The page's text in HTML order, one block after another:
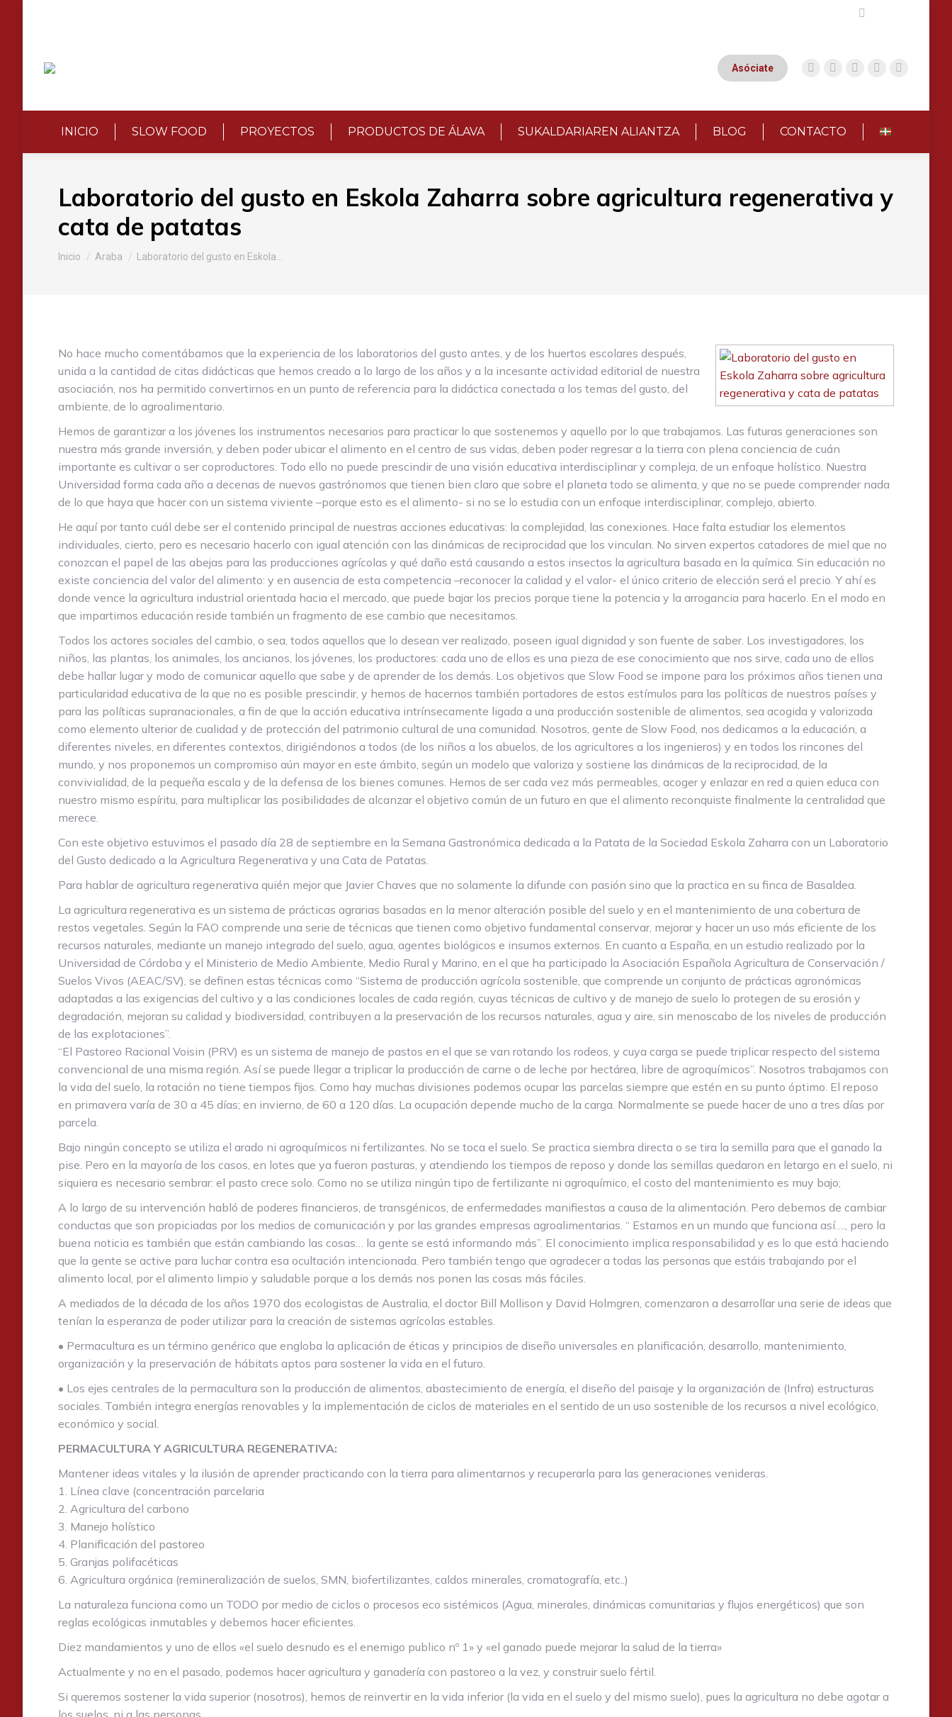
Buscar:
Asóciate
INICIO SLOW FOOD PROYECTOS PRODUCTOS DE ÁLAVA SUKALDARIAREN ALIANTZA BLOG CONTACTO
Laboratorio del gusto en Eskola Zaharra sobre agricultura regenerativa y
cata de patatas
Estás aquí:
Inicio Araba Laboratorio del gusto en Eskola…
No hace mucho comentábamos que la experiencia de los laboratorios del gusto antes, y de los huertos escolares después,
unida a la cantidad de citas didácticas que hemos creado a lo largo de los años y a la incesante actividad editorial de nuestra
asociación, nos ha permitido convertirnos en un punto de referencia para la didáctica conectada a los temas del gusto, del
ambiente, de lo agroalimentario.
Hemos de garantizar a los jóvenes los instrumentos necesarios para practicar lo que sostenemos y aquello por lo que trabajamos. Las futuras generaciones son
nuestra más grande inversión, y deben poder ubicar el alimento en el centro de sus vidas, deben poder regresar a la tierra con plena conciencia de cuán
importante es cultivar o ser coproductores. Todo ello no puede prescindir de una visión educativa interdisciplinar y compleja, de un enfoque holístico. Nuestra
Universidad forma cada año a decenas de nuevos gastrónomos que tienen bien claro que sobre el planeta todo se alimenta, y que no se puede comprender nada
de lo que haya que hacer con un sistema viviente –porque esto es el alimento- si no se lo estudia con un enfoque interdisciplinar, complejo, abierto.
He aquí por tanto cuál debe ser el contenido principal de nuestras acciones educativas: la complejidad, las conexiones. Hace falta estudiar los elementos
individuales, cierto, pero es necesario hacerlo con igual atención con las dinámicas de reciprocidad que los vinculan. No sirven expertos catadores de miel que no
conozcan el papel de las abejas para las producciones agrícolas y qué daño está causando a estos insectos la agricultura basada en la química. Sin educación no
existe conciencia del valor del alimento: y en ausencia de esta competencia –reconocer la calidad y el valor- el único criterio de elección será el precio. Y ahí es
donde vence la agricultura industrial orientada hacia el mercado, que puede bajar los precios porque tiene la potencia y la arrogancia para hacerlo. En el modo en
que impartimos educación reside también un fragmento de ese cambio que necesitamos.
Todos los actores sociales del cambio, o sea, todos aquellos que lo desean ver realizado, poseen igual dignidad y son fuente de saber. Los investigadores, los
niños, las plantas, los animales, los ancianos, los jóvenes, los productores: cada uno de ellos es una pieza de ese conocimiento que nos sirve, cada uno de ellos
debe hallar lugar y modo de comunicar aquello que sabe y de aprender de los demás. Los objetivos que Slow Food se impone para los próximos años tienen una
particularidad educativa de la que no es posible prescindir, y hemos de hacernos también portadores de estos estímulos para las políticas de nuestros países y
para las políticas supranacionales, a fin de que la acción educativa intrínsecamente ligada a una producción sostenible de alimentos, sea acogida y valorizada
como elemento ulterior de cualidad y de protección del patrimonio cultural de una comunidad. Nosotros, gente de Slow Food, nos dedicamos a la educación, a
diferentes niveles, en diferentes contextos, dirigiéndonos a todos (de los niños a los abuelos, de los agricultores a los ingenieros) y en todos los rincones del
mundo, y nos proponemos un compromiso aún mayor en este ámbito, según un modelo que valoriza y sostiene las dinámicas de la reciprocidad, de la
convivialidad, de la pequeña escala y de la defensa de los bienes comunes. Hemos de ser cada vez más permeables, acoger y enlazar en red a quien educa con
nuestro mismo espíritu, para multiplicar las posibilidades de alcanzar el objetivo común de un futuro en que el alimento reconquiste finalmente la centralidad que
merece.
Con este objetivo estuvimos el pasado día 28 de septiembre en la Semana Gastronómica dedicada a la Patata de la Sociedad Eskola Zaharra con un Laboratorio
del Gusto dedicado a la Agricultura Regenerativa y una Cata de Patatas.
Para hablar de agricultura regenerativa quién mejor que Javier Chaves que no solamente la difunde con pasión sino que la practica en su finca de Basaldea.
La agricultura regenerativa es un sistema de prácticas agrarias basadas en la menor alteración posible del suelo y en el mantenimiento de una cobertura de
restos vegetales. Según la FAO comprende una serie de técnicas que tienen como objetivo fundamental conservar, mejorar y hacer un uso más eficiente de los
recursos naturales, mediante un manejo integrado del suelo, agua, agentes biológicos e insumos externos. En cuanto a España, en un estudio realizado por la
Universidad de Córdoba y el Ministerio de Medio Ambiente, Medio Rural y Marino, en el que ha participado la Asociación Española Agricultura de Conservación /
Suelos Vivos (AEAC/SV), se definen estas técnicas como “Sistema de producción agrícola sostenible, que comprende un conjunto de prácticas agronómicas
adaptadas a las exigencias del cultivo y a las condiciones locales de cada región, cuyas técnicas de cultivo y de manejo de suelo lo protegen de su erosión y
degradación, mejoran su calidad y biodiversidad, contribuyen a la preservación de los recursos naturales, agua y aire, sin menoscabo de los niveles de producción
de las explotaciones”.
“El Pastoreo Racional Voisin (PRV) es un sistema de manejo de pastos en el que se van rotando los rodeos, y cuya carga se puede triplicar respecto del sistema
convencional de una misma región. Así se puede llegar a triplicar la producción de carne o de leche por hectárea, libre de agroquímicos”. Nosotros trabajamos con
la vida del suelo, la rotación no tiene tiempos fijos. Como hay muchas divisiones podemos ocupar las parcelas siempre que estén en su punto óptimo. El reposo
en primavera varía de 30 a 45 días; en invierno, de 60 a 120 días. La ocupación depende mucho de la carga. Normalmente se puede hacer de uno a tres días por
parcela.
Bajo ningún concepto se utiliza el arado ni agroquímicos ni fertilizantes. No se toca el suelo. Se practica siembra directa o se tira la semilla para que el ganado la
pise. Pero en la mayoría de los casos, en lotes que ya fueron pasturas, y atendiendo los tiempos de reposo y donde las semillas quedaron en letargo en el suelo, ni
siquiera es necesario sembrar: el pasto crece solo. Como no se utiliza ningún tipo de fertilizante ni agroquímico, el costo del mantenimiento es muy bajo;
A lo largo de su intervención habló de poderes financieros, de transgénicos, de enfermedades manifiestas a causa de la alimentación. Pero debemos de cambiar
conductas que son propiciadas por los medios de comunicación y por las grandes empresas agroalimentarias. “ Estamos en un mundo que funciona así…., pero la
buena noticia es también que están cambiando las cosas… la gente se está informando más”. El conocimiento implica responsabilidad y es lo que está haciendo
que la gente se active para luchar contra esa ocultación intencionada. Pero también tengo que agradecer a todas las personas que estáis trabajando por el
alimento local, por el alimento limpio y saludable porque a los demás nos ponen las cosas más fáciles.
A mediados de la década de los años 1970 dos ecologistas de Australia, el doctor Bill Mollison y David Holmgren, comenzaron a desarrollar una serie de ideas que
tenían la esperanza de poder utilizar para la creación de sistemas agrícolas estables.
• Permacultura es un término genérico que engloba la aplicación de éticas y principios de diseño universales en planificación, desarrollo, mantenimiento,
organización y la preservación de hábitats aptos para sostener la vida en el futuro.
• Los ejes centrales de la permacultura son la producción de alimentos, abastecimiento de energía, el diseño del paisaje y la organización de (Infra) estructuras
sociales. También integra energías renovables y la implementación de ciclos de materiales en el sentido de un uso sostenible de los recursos a nivel ecológico,
económico y social.
PERMACULTURA Y AGRICULTURA REGENERATIVA:
Mantener ideas vitales y la ilusión de aprender practicando con la tierra para alimentarnos y recuperarla para las generaciones venideras.
1. Línea clave (concentración parcelaria
2. Agricultura del carbono
3. Manejo holístico
4. Planificación del pastoreo
5. Granjas polifacéticas
6. Agricultura orgánica (remineralización de suelos, SMN, biofertilizantes, caldos minerales, cromatografía, etc..)
La naturaleza funciona como un TODO por medio de ciclos o procesos eco sistémicos (Agua, minerales, dinámicas comunitarias y flujos energéticos) que son
reglas ecológicas inmutables y debemos hacer eficientes.
Diez mandamientos y uno de ellos «el suelo desnudo es el enemigo publico nº 1» y «el ganado puede mejorar la salud de la tierra»
Actualmente y no en el pasado, podemos hacer agricultura y ganadería con pastoreo a la vez, y construir suelo fértil.
Si queremos sostener la vida superior (nosotros), hemos de reinvertir en la vida inferior (la vida en el suelo y del mismo suelo), pues la agricultura no debe agotar a
los suelos, ni a las personas.